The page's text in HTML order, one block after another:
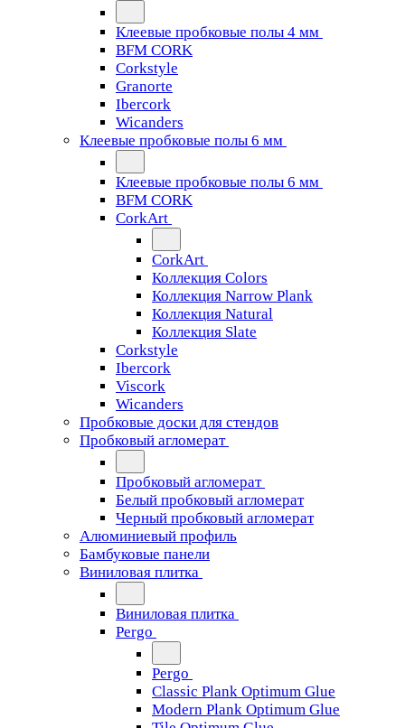
Клеевые пробковые полы 4 мм
BFM CORK
Corkstyle
Granorte
Ibercork
Wicanders
Клеевые пробковые полы 6 мм
Клеевые пробковые полы 6 мм
BFM CORK
CorkArt
CorkArt
Коллекция Colors
Коллекция Narrow Plank
Коллекция Natural
Коллекция Slate
Corkstyle
Ibercork
Viscork
Wicanders
Пробковые доски для стендов
Пробковый агломерат
Пробковый агломерат
Белый пробковый агломерат
Черный пробковый агломерат
Алюминиевый профиль
Бамбуковые панели
Виниловая плитка
Виниловая плитка
Pergo
Pergo
Classic Plank Optimum Glue
Modern Plank Optimum Glue